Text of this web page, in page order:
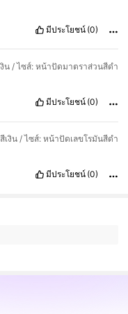
มีประโยชน์ (0)
งิน / ไซส์: หน้าปัดมาตราส่วนสีดำ
มีประโยชน์ (0)
เงิน / ไซส์: หน้าปัดเลขโรมันสีดำ
มีประโยชน์ (0)